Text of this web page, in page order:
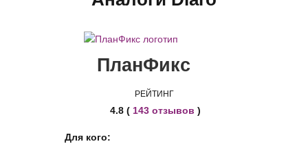
ПланФикс
РЕЙТИНГ
4.8 ( 143 отзывов )
Для кого: